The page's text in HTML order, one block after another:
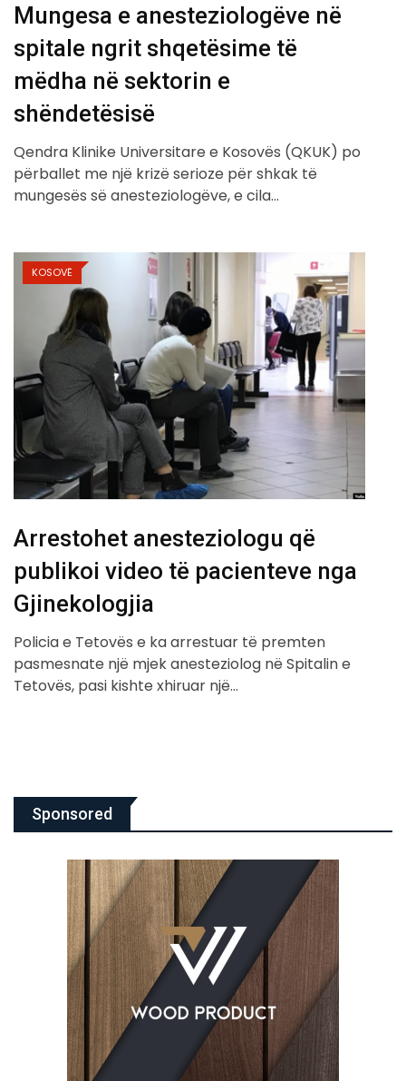
Mungesa e anesteziologëve në
spitale ngrit shqetësime të
mëdha në sektorin e
shëndetësisë
Qendra Klinike Universitare e Kosovës (QKUK) po
përballet me një krizë serioze për shkak të
mungesës së anesteziologëve, e cila…
KOSOVË
Arrestohet anesteziologu që
publikoi video të pacienteve nga
Gjinekologjia
Policia e Tetovës e ka arrestuar të premten
pasmesnate një mjek anesteziolog në Spitalin e
Tetovës, pasi kishte xhiruar një…
Sponsored